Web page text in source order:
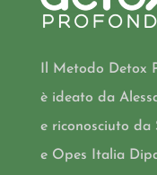
Il Metodo Detox
è ideato da
e riconosciuto da
e Opes Italia